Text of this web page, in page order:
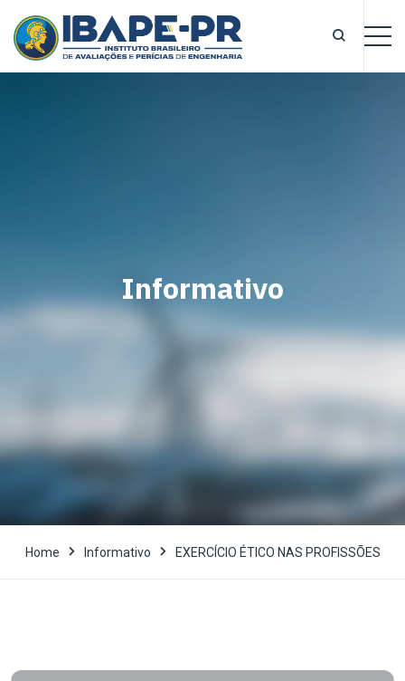
Informativo
Home Informativo EXERCÍCIO ÉTICO NAS PROFISSÕES